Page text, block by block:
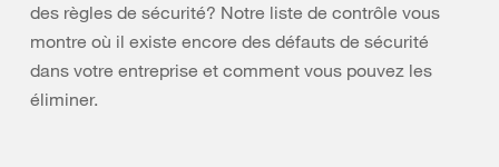
des règles de sécurité? Notre liste de contrôle vous
montre où il existe encore des défauts de sécurité
dans votre entreprise et comment vous pouvez les
éliminer.